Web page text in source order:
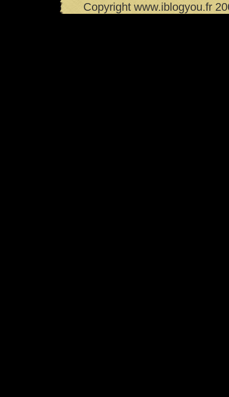
Copyright www.iblogyou.fr